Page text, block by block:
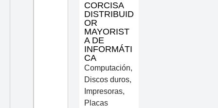
CORCISA
DISTRIBUID
OR
MAYORIST
A DE
INFORMÁTI
CA
Computación,
Discos duros,
Impresoras,
Placas